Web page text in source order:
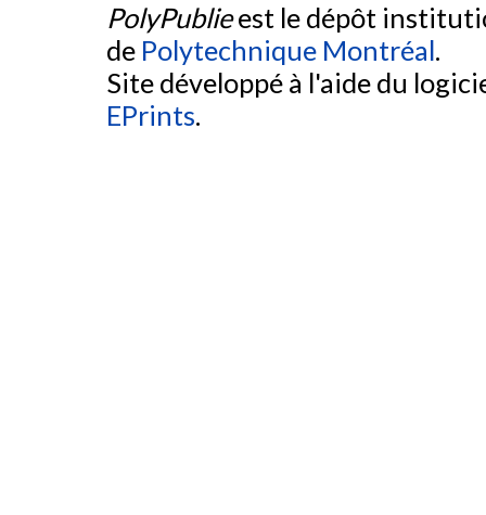
PolyPublieest le dépôt
de Polytechnique Montréal.
Site développé à l'aide du
EPrints.